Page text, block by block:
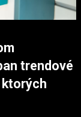
trendové
ktorých